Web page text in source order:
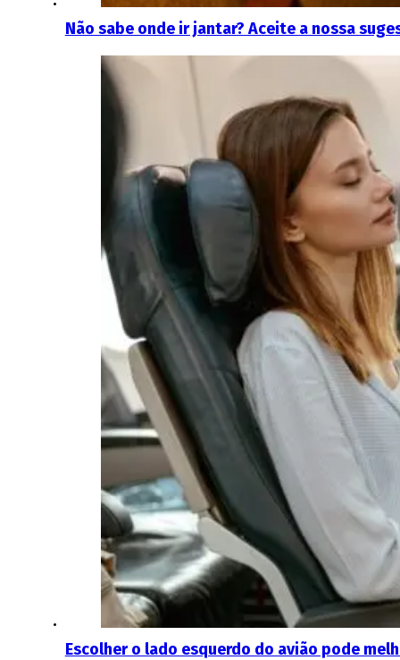
Não sabe onde ir jantar? Aceite a nossa
Escolher o lado esquerdo do avião pode